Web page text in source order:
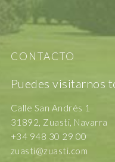
CONTACTO
Puedes visitarnos
Calle San Andrés 1
31892, Zuasti, Navarra
+34 948 30 29 00
zuasti@zuasti.com